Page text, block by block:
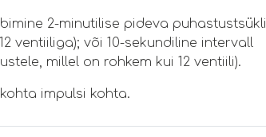
2-minutilise pideva puhastustsükli
ventiiliga); või 10-sekundiline intervall
millel on rohkem kui 12 ventiili).
impulsi kohta.